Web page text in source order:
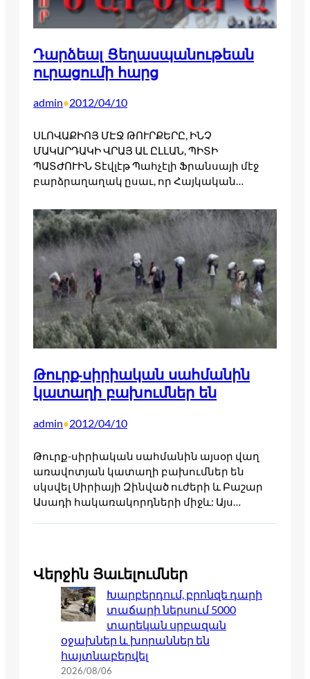
Դարձեալ Ցեղասպանութեան
ուրացումի հարց
admin•2012/04/10
ՍԼՈՎԱՔԻՈՅ ՄԷՋ ԹՈՒՐՔԵՐԸ, ԻՆՉ
ՄԱԿԱՐԴԱԿԻ ՎՐԱՅ ԱԼ ԸԼԼԱՆ, ՊԻՏԻ
ՊԱՏԺՈՒԻՆ Տէվլէթ Պահչէլի Ֆրանսայի մէջ
բարձրաղաղակ ըսաւ, որ Հայկական…
Թուրք-սիրիական սահմանին
կատաղի բախումներ են
admin•2012/04/10
Թուրք-սիրիական սահմանին այսօր վաղ
առավոտյան կատաղի բախումներ են
սկսվել Սիրիայի Զինված ուժերի և Բաշար
Ասադի հակառակորդների միջև: Այս…
Վերջին Յաւելումներ
Խարբերդում, բրոնզե դարի
տաճարի ներսում 5000
տարեկան սրբազան
օջախներ և խորաններ են
հայտնաբերվել
2026/08/06